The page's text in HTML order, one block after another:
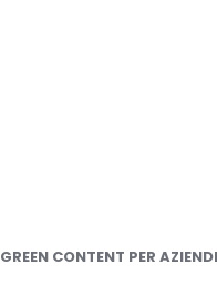
GREEN CONTENT PER